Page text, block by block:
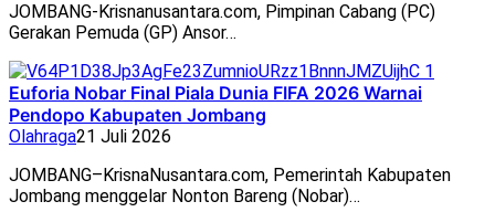
JOMBANG-Krisnanusantara.com, Pimpinan Cabang (PC)
Gerakan Pemuda (GP) Ansor…
Euforia Nobar Final Piala Dunia FIFA 2026 Warnai
Pendopo Kabupaten Jombang
Olahraga21 Juli 2026
JOMBANG–KrisnaNusantara.com, Pemerintah Kabupaten
Jombang menggelar Nonton Bareng (Nobar)…